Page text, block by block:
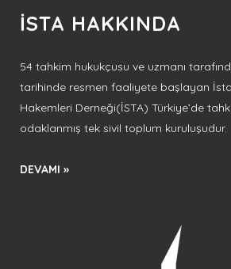
İSTA HAKKINDA
54 tahkim hukukçusu ve uzmanı
tarihinde resmen faaliyete başlayan
Hakemleri Derneği(İSTA) Türkiye’de
odaklanmış tek sivil toplum kuruluşudur.
DEVAMI »